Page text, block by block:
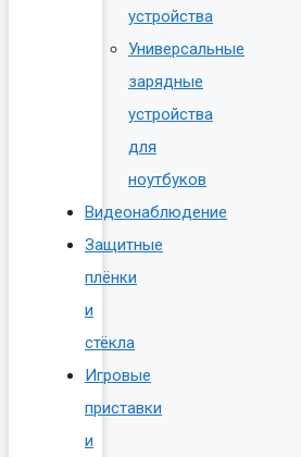
устройства
Универсальные
зарядные
устройства
для
ноутбуков
Видеонаблюдение
Защитные
плёнки
и
стёкла
Игровые
приставки
и